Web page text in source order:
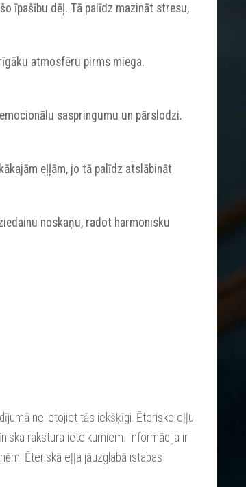
īpašību dēļ. Tā palīdz mazināt stresu,
atmosfēru pirms miega.
saspringumu un pārslodzi.
eļļām, jo tā palīdz atslābināt
noskaņu, radot harmonisku
nelietojiet tās iekšķīgi. Ēterisko eļļu
rakstura ieteikumiem. Informācija ir
Ēteriskā eļļa jāuzglabā istabas